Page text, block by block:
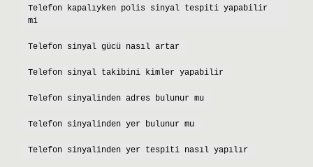
Telefon kapalıyken polis sinyal tespiti yapabilir
mi
Telefon sinyal gücü nasıl artar
Telefon sinyal takibini kimler yapabilir
Telefon sinyalinden adres bulunur mu
Telefon sinyalinden yer bulunur mu
Telefon sinyalinden yer tespiti nasıl yapılır